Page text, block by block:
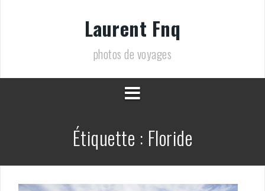
Laurent Fnq
photos de voyages
Étiquette : Floride